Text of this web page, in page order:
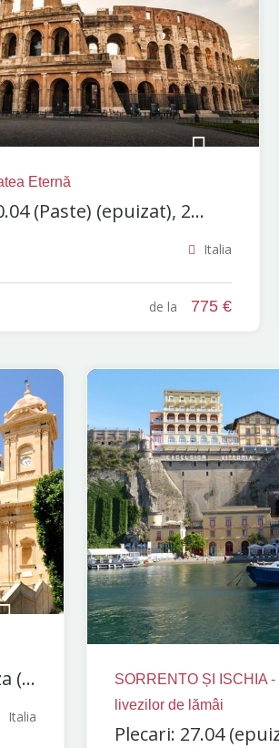
Eternă
(Paste) (epuizat), 2...
Italia
de la 775 €
(...
Italia
SORRENTO ȘI ISCHIA -
livezilor de lămâi
Plecari: 27.04